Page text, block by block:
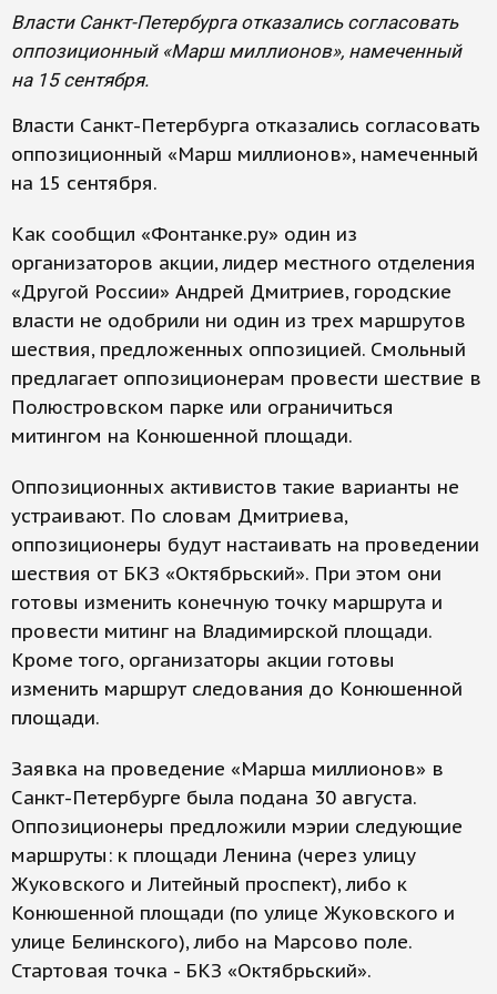
Власти Санкт-Петербурга отказались согласовать
оппозиционный «Марш миллионов», намеченный
на 15 сентября.
Власти Санкт-Петербурга отказались согласовать
оппозиционный «Марш миллионов», намеченный
на 15 сентября.
Как сообщил «Фонтанке.ру» один из
организаторов акции, лидер местного отделения
«Другой России» Андрей Дмитриев, городские
власти не одобрили ни один из трех маршрутов
шествия, предложенных оппозицией. Смольный
предлагает оппозиционерам провести шествие в
Полюстровском парке или ограничиться
митингом на Конюшенной площади.
Оппозиционных активистов такие варианты не
устраивают. По словам Дмитриева,
оппозиционеры будут настаивать на проведении
шествия от БКЗ «Октябрьский». При этом они
готовы изменить конечную точку маршрута и
провести митинг на Владимирской площади.
Кроме того, организаторы акции готовы
изменить маршрут следования до Конюшенной
площади.
Заявка на проведение «Марша миллионов» в
Санкт-Петербурге была подана 30 августа.
Оппозиционеры предложили мэрии следующие
маршруты: к площади Ленина (через улицу
Жуковского и Литейный проспект), либо к
Конюшенной площади (по улице Жуковского и
улице Белинского), либо на Марсово поле.
Стартовая точка - БКЗ «Октябрьский».